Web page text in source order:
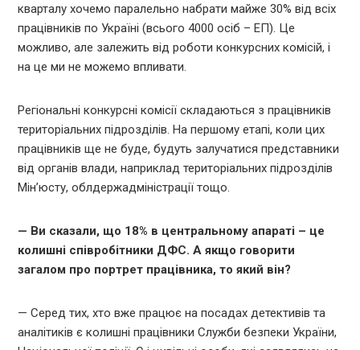
кварталу хочемо паралельно набрати майже 30% від всіх
працівників по Україні (всього 4000 осіб – ЕП). Це
можливо, але залежить від роботи конкурсних комісій, і
на це ми не можемо впливати.
Регіональні конкурсні комісії складаються з працівників
територіальних підрозділів. На першому етапі, коли цих
працівників ще не буде, будуть залучатися представники
від органів влади, наприклад територіальних підрозділів
Мін’юсту, облдержадміністрації тощо.
— Ви сказали, що 18% в центральному апараті – це
колишні співробітники ДФС. А якщо говорити
загалом про портрет працівника, то який він?
— Серед тих, хто вже працює на посадах детективів та
аналітиків є колишні працівники Служби безпеки України,